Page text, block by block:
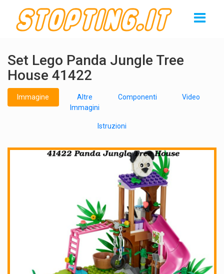
Set Lego Panda Jungle Tree
House 41422
Immagine
Altre
Immagini
Componenti Video
Istruzioni